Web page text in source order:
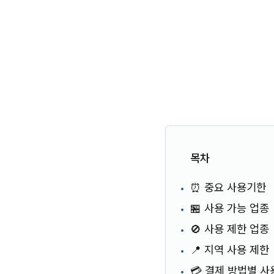
목차
⏰ 중요 사용기한
🏪 사용 가능 업종
🚫 사용 제한 업종
📍 지역 사용 제한
💳 결제 방법별 사